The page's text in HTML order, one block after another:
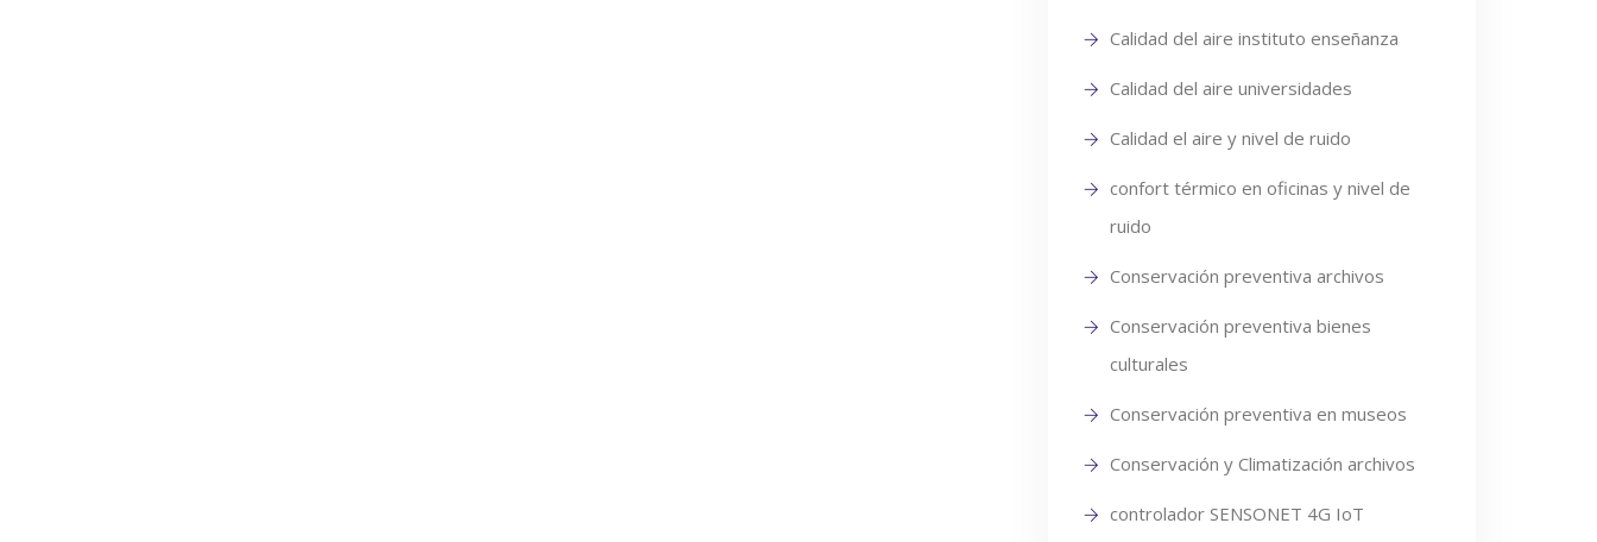
Calidad del aire instituto enseñanza
Calidad del aire universidades
Calidad el aire y nivel de ruido
confort térmico en oficinas y nivel de
ruido
Conservación preventiva archivos
Conservación preventiva bienes
culturales
Conservación preventiva en museos
Conservación y Climatización archivos
controlador SENSONET 4G IoT